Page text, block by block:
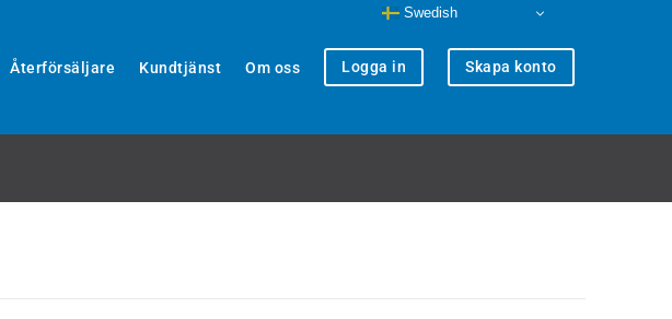
Återförsäljare Kundtjänst Om oss Logga in Skapa konto
Swedish